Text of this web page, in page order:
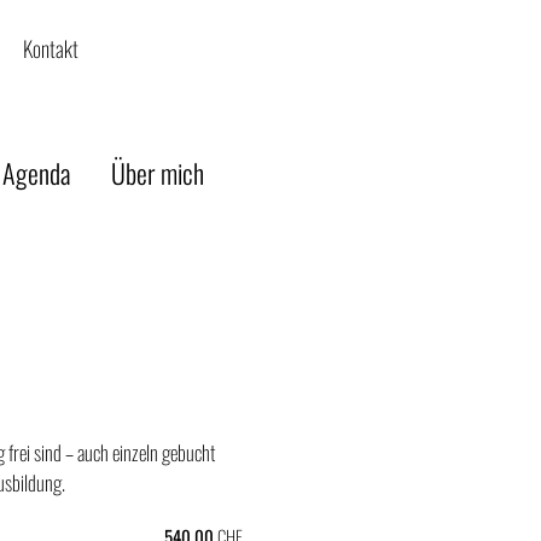
Über mich
Kontakt
sind – auch einzeln gebucht